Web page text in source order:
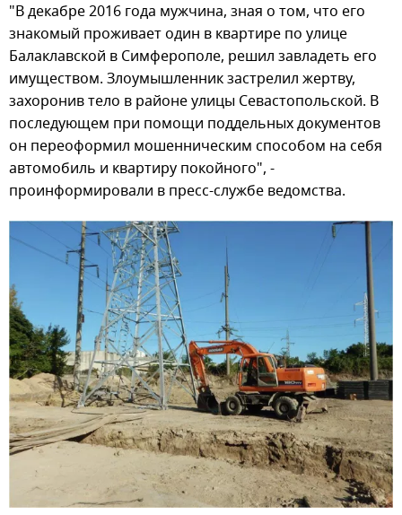
"В декабре 2016 года мужчина, зная о том, что его
знакомый проживает один в квартире по улице
Балаклавской в Симферополе, решил завладеть его
имуществом. Злоумышленник застрелил жертву,
захоронив тело в районе улицы Севастопольской. В
последующем при помощи поддельных документов
он переоформил мошенническим способом на себя
автомобиль и квартиру покойного", -
проинформировали в пресс-службе ведомства.